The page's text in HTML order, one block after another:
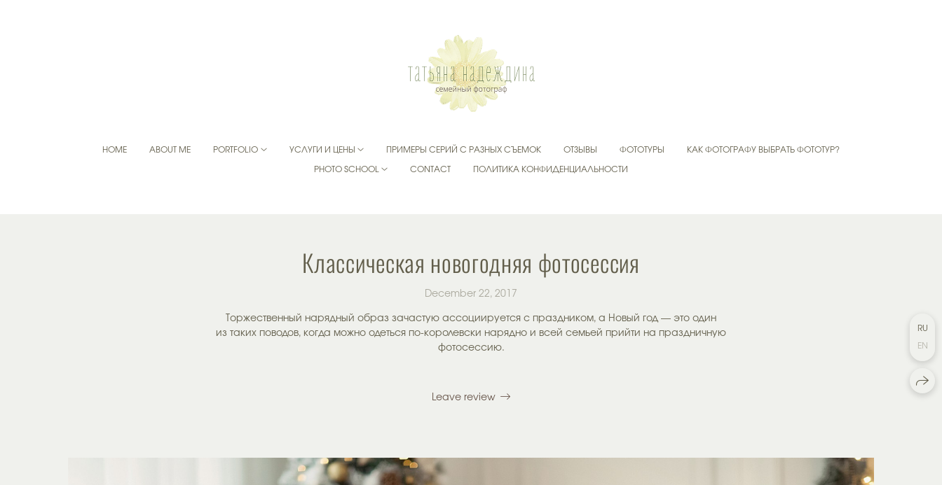
HOME ABOUT ME PORTFOLIO УСЛУГИ И ЦЕНЫ ПРИМЕРЫ СЕРИЙ С РАЗНЫХ СЪЕМОК ОТЗЫВЫ ФОТОТУРЫ КАК ФОТОГРАФУ ВЫБРАТЬ ФОТОТУР?
PHOTO SCHOOL CONTACT ПОЛИТИКА КОНФИДЕНЦИАЛЬНОСТИ
Классическая новогодняя фотосессия
December 22, 2017
Торжественный нарядный образ зачастую ассоциируется с праздником, а Новый год — это один
из таких поводов, когда можно одеться по-королевски нарядно и всей семьей прийти на праздничную
фотосессию.
Leave review
RU
EN